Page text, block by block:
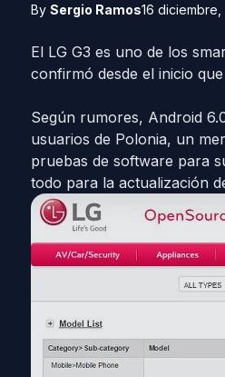
By Sergio Ramos16 diciembre,
El LG G3 es uno de los
confirmó desde el inicio
Según rumores, Android
usuarios de Polonia, un
pruebas de software para
todo para la actualización